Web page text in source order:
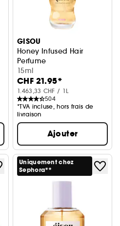
GISOU
Honey Infused Hair
Perfume
Wild Rose format mini/
15ml
CHF 21.95*
1.463,33 CHF / 1L
504
*TVA incluse, hors frais de
livraison
Ajouter
Uniquement chez
Sephora**